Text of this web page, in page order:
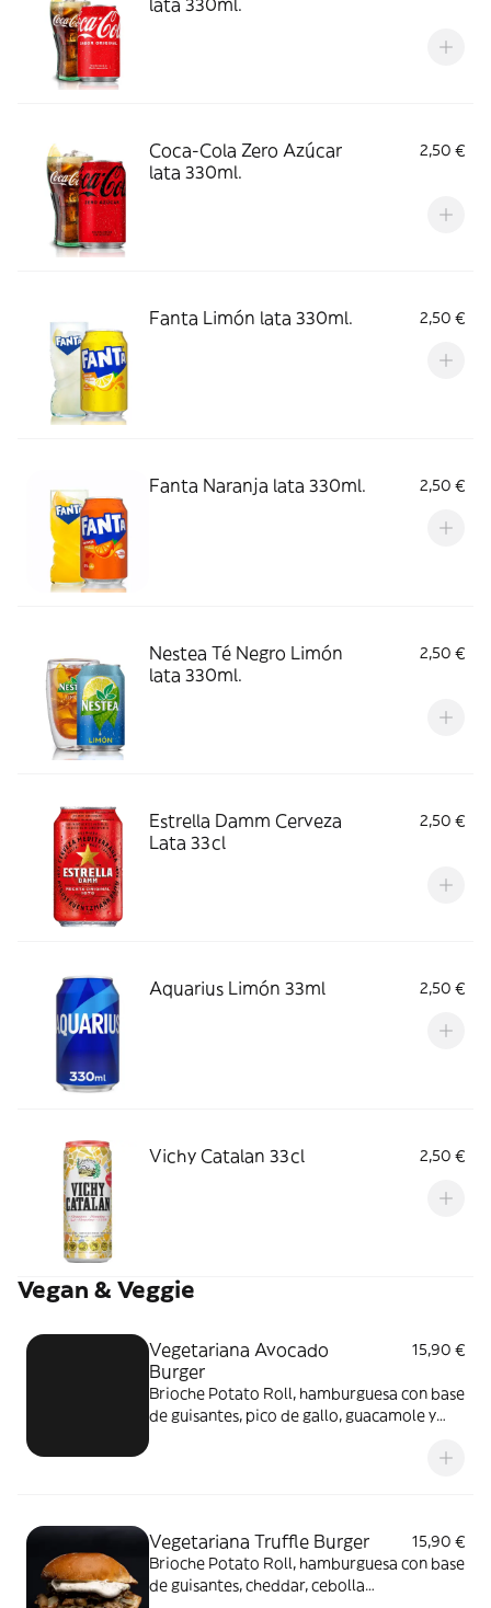
lata 330ml.
Coca-Cola Zero Azúcar
lata 330ml.
2,50 €
Fanta Limón lata 330ml. 2,50 €
Fanta Naranja lata 330ml. 2,50 €
Nestea Té Negro Limón
lata 330ml.
2,50 €
Estrella Damm Cerveza
Lata 33cl
2,50 €
Aquarius Limón 33ml 2,50 €
Vichy Catalan 33cl 2,50 €
Vegan & Veggie
Vegetariana Avocado
Burger
15,90 €
Brioche Potato Roll, hamburguesa con base
de guisantes, pico de gallo, guacamole y
Vegetariana Truffle Burger
15,90 €
Brioche Potato Roll, hamburguesa con base
de guisantes, cheddar, cebolla